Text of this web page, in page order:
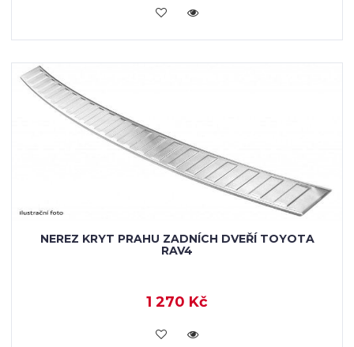
KOUPIT
NEREZ KRYT PRAHU ZADNÍCH DVEŘÍ TOYOTA
RAV4
1 270 Kč
KOUPIT